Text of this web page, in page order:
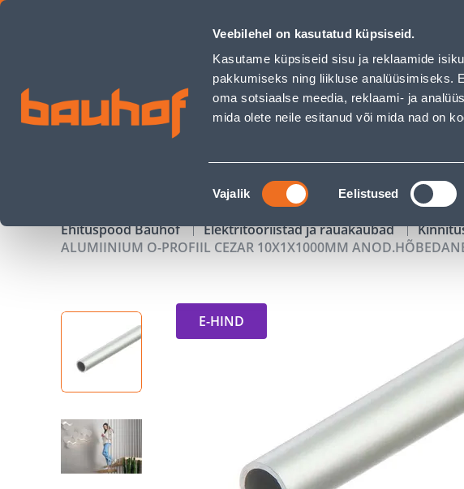
Veebilehel on kasutatud küpsiseid.
Kasutame küpsiseid sisu ja reklaamide
pakkumiseks ning liikluse analüüsimiseks.
oma sotsiaalse meedia, reklaami- ja
mida olete neile esitanud või mida nad on
Nõusoleku
valik
Vajalik Eelistused
ALUMIINIUM O-PROFIIL CEZAR 10X1X1000MM ANOD.HÕBEDANE - Bauhof
Äriklienditeenindus Klienditeenindus Teenused
KAMPAANIAD
Ehituspood Bauhof Elektritööriistad ja rauakaubad
ALUMIINIUM O-PROFIIL CEZAR 10X1X1000MM
E-HIND